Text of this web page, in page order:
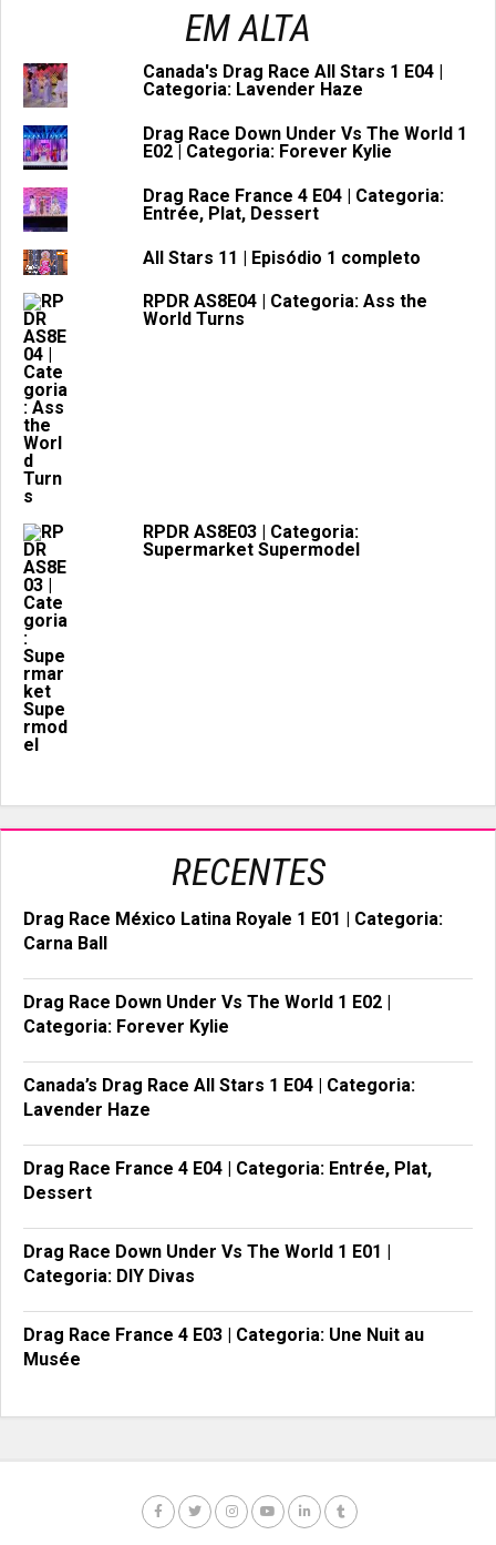
EM ALTA
Canada's Drag Race All Stars 1 E04 |
Categoria: Lavender Haze
Drag Race Down Under Vs The World 1
E02 | Categoria: Forever Kylie
Drag Race France 4 E04 | Categoria:
Entrée, Plat, Dessert
All Stars 11 | Episódio 1 completo
RPDR AS8E04 | Categoria: Ass the
World Turns
RPDR AS8E03 | Categoria:
Supermarket Supermodel
RECENTES
Drag Race México Latina Royale 1 E01 | Categoria:
Carna Ball
Drag Race Down Under Vs The World 1 E02 |
Categoria: Forever Kylie
Canada’s Drag Race All Stars 1 E04 | Categoria:
Lavender Haze
Drag Race France 4 E04 | Categoria: Entrée, Plat,
Dessert
Drag Race Down Under Vs The World 1 E01 |
Categoria: DIY Divas
Drag Race France 4 E03 | Categoria: Une Nuit au
Musée